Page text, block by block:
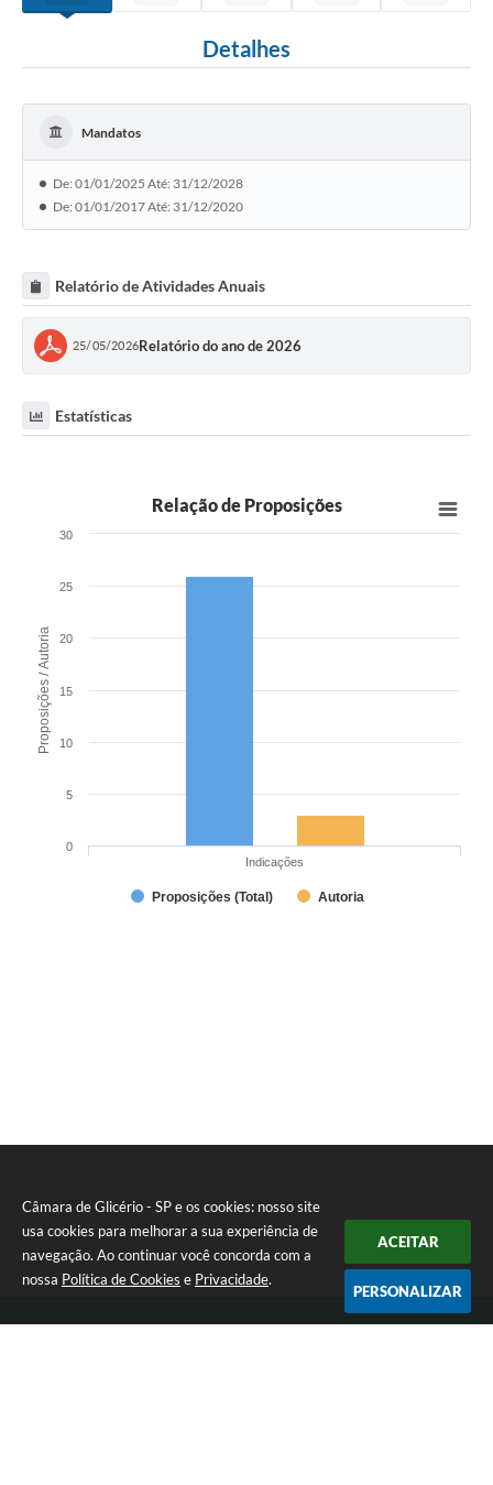
Câmara de Glicério - SP e os cookies: nosso site
usa cookies para melhorar a sua experiência de
navegação. Ao continuar você concorda com a
nossa Política de Cookies e Privacidade.
ACEITAR
PERSONALIZAR
Detalhes
Mandatos
De: 01/01/2025 Até: 31/12/2028
De: 01/01/2017 Até: 31/12/2020
Relatório de Atividades Anuais
25/05/2026Relatório do ano de 2026
Estatísticas
Proposições / Autoria
Relação de Proposições
Proposições (Total) Autoria
Indicações
0
5
10
15
20
25
30